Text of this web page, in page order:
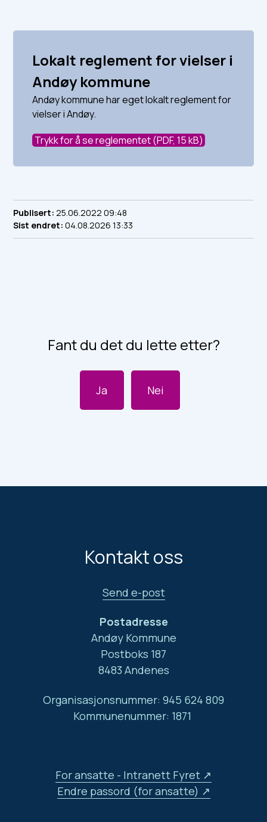
Lokalt reglement for vielser i
Andøy kommune
Andøy kommune har eget lokalt reglement for
vielser i Andøy.
Trykk for å se reglementet(PDF, 15 kB)
Publisert 25.06.2022 09:48
Sist endret 04.08.2026 13:33
Fant du det du lette etter?
Ja Nei
Kontakt oss
Send e-post
Postadresse
Andøy Kommune
Postboks 187
8483 Andenes
Organisasjonsnummer: 945 624 809
Kommunenummer: 1871
For ansatte - Intranett Fyret
Endre passord (for ansatte)